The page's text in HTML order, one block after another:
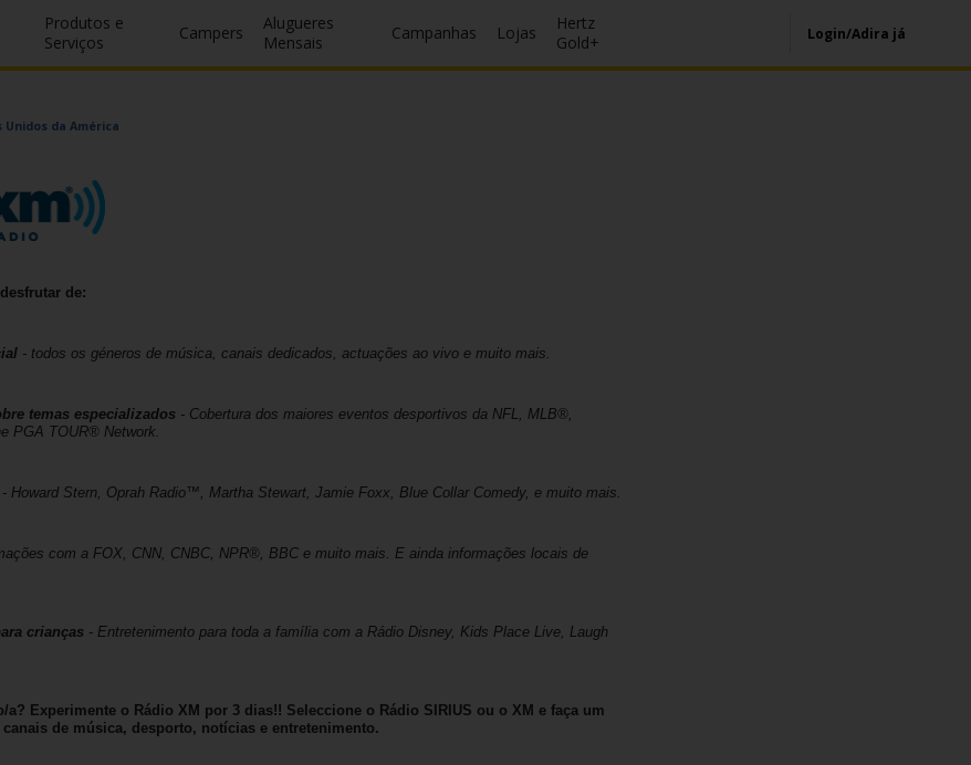
Produtos e
Serviços
Campers
Alugueres
Mensais
Campanhas Lojas
Hertz
Gold+
Login/Adira já
Unidos da América
de:
- todos os géneros de música, canais dedicados, actuações ao vivo e muito mais.
temas especializados - Cobertura dos maiores eventos desportivos da NFL, MLB®,
PGA TOUR® Network.
- Howard Stern, Oprah Radio™, Martha Stewart, Jamie Foxx, Blue Collar Comedy, e muito mais.
com a FOX, CNN, CNBC, NPR®, BBC e muito mais. E ainda informações locais de
crianças - Entretenimento para toda a família com a Rádio Disney, Kids Place Live, Laugh
a? Experimente o Rádio XM por 3 dias!! Seleccione o Rádio SIRIUS ou o XM e faça um
de música, desporto, notícias e entretenimento.